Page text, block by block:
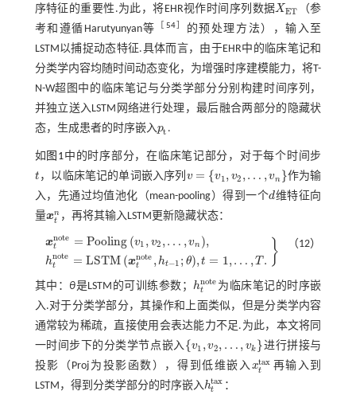
序特征的重要性.为此，将EHR视作时间序列数据XET
XET
（参
考和遵循Harutyunyan等
54］
的预处理方法），输入至
LSTM以捕捉动态特征.具体而言，由于EHR中的临床笔记和
分类学内容均随时间动态变化，为增强时序建模能力，将T-
N-W超图中的临床笔记与分类学部分分别构建时间序列，
并独立送入LSTM网络进行处理，最后融合两部分的隐藏状
态，生成患者的时序嵌入pt
pt .
如 图1中的时序部分，在临床笔记部分，对于每个时间步
t
t ，以临床笔记的单词嵌入序列 v = {v1, v2 ,… ,vn }
v=v1 ,v2,…,vn
作为输
入，先通过均值池化（mean-pooling）得到一个d
d维特征向
量xn
t
xtn ，再将其输入LSTM更新隐藏状态：
xnote
t = Pooling (v1 , v2 ,… ,vn ),
hnote
t = LSTM (xnote
t ,ht−1 ; θ),t = 1,… ,T. }
xt note oo lingv 1 v ,…,v , e= ht ;θ
（12）
其中： θ是LSTM的可训练参数； hnote
t
htnot e
为临床笔记的时序嵌
入.对于分类学部分，其操作和上面类似，但是分类学内容
通常较为稀疏，直接使用会表达能力不足.为此，本文将同
一时间步下的分类学节点嵌入{v1 ,v2, … , vk }
v 1,v 2,…, v k
进行拼接与
投影（Proj为投影函数），得到低维嵌入xtax
t
xtax再输入到
LSTM，得到分类学部分的时序嵌入htax
t
htax：